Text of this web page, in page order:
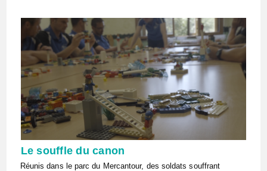
Le souffle du canon
Réunis dans le parc du Mercantour, des soldats souffrant